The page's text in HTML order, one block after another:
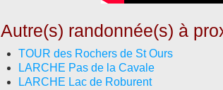
Autre(s) randonnée(s) à
TOUR des Rochers de St Ours
LARCHE Pas de la Cavale
LARCHE Lac de Roburent